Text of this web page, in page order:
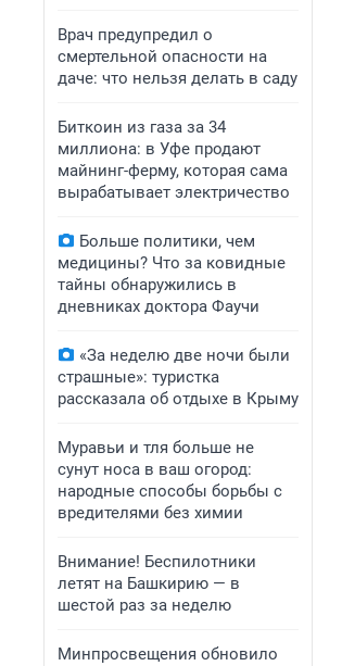
Врач предупредил о
смертельной опасности на
даче: что нельзя делать в саду
Биткоин из газа за 34
миллиона: в Уфе продают
майнинг-ферму, которая сама
вырабатывает электричество
Больше политики, чем
медицины? Что за ковидные
тайны обнаружились в
дневниках доктора Фаучи
«За неделю две ночи были
страшные»: туристка
рассказала об отдыхе в Крыму
Муравьи и тля больше не
сунут носа в ваш огород:
народные способы борьбы с
вредителями без химии
Внимание! Беспилотники
летят на Башкирию — в
шестой раз за неделю
Минпросвещения обновило